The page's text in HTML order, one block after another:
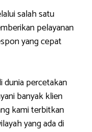
salah satu
pelayanan
yang cepat
dunia percetakan
banyak klien
kami terbitkan
yang ada di